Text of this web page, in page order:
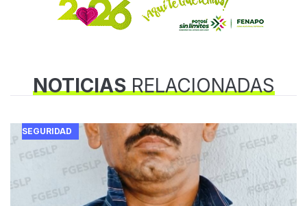
NOTICIASRELACIONADAS
SEGURIDAD